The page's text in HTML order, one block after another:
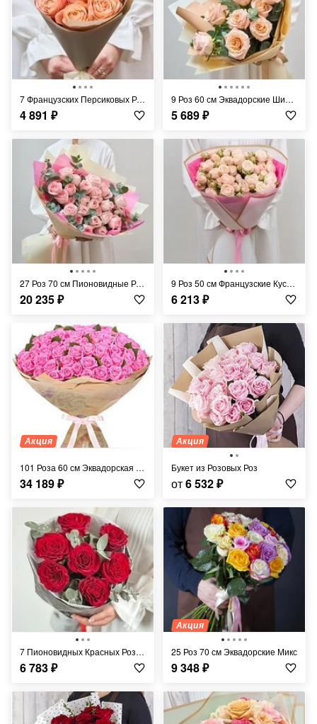
7 Французских Персиковых Роз 70 см
4 891 ₽
9 Роз 60 см Эквадорские Шиммер
5 689₽
27 Роз 70 см Пионовидные Розовые
20 235₽
9 Роз 50 см Французские Кустовые Кремовые
6 213₽
Акция
101 Роза 60 см Эквадорская Розовая
34 189₽
Акция
Букет из Розовых Роз
от6 532₽
7 Пионовидных Красных Роз 70 см
6 783₽
Акция
25 Роз 70 см Эквадорские Микс
9 348₽